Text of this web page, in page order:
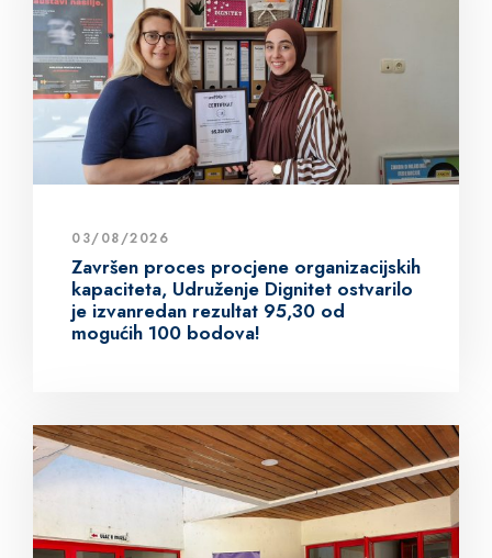
03/08/2026
Završen proces procjene organizacijskih
kapaciteta, Udruženje Dignitet ostvarilo
je izvanredan rezultat 95,30 od
mogućih 100 bodova!